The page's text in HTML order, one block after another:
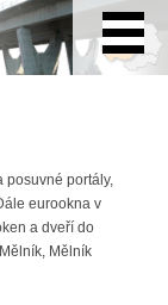
posuvné portály,
eurookna v
a dveří do
Mělník